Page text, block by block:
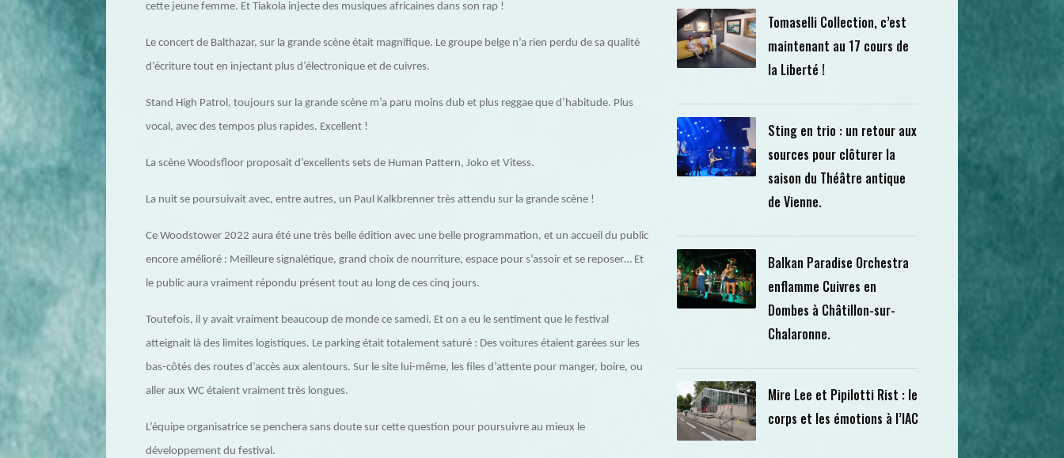
cette jeune femme. Et Tiakola injecte des musiques africaines dans son rap !
Le concert de Balthazar, sur la grande scène était magnifique. Le groupe belge n’a rien perdu de sa qualité
d’écriture tout en injectant plus d’électronique et de cuivres.
Stand High Patrol, toujours sur la grande scène m’a paru moins dub et plus reggae que d’habitude. Plus
vocal, avec des tempos plus rapides. Excellent !
La scène Woodsfloor proposait d’excellents sets de Human Pattern, Joko et Vitess.
La nuit se poursuivait avec, entre autres, un Paul Kalkbrenner très attendu sur la grande scène !
Ce Woodstower 2022 aura été une très belle édition avec une belle programmation, et un accueil du public
encore amélioré : Meilleure signalétique, grand choix de nourriture, espace pour s’assoir et se reposer… Et
le public aura vraiment répondu présent tout au long de ces cinq jours.
Toutefois, il y avait vraiment beaucoup de monde ce samedi. Et on a eu le sentiment que le festival
atteignait là des limites logistiques. Le parking était totalement saturé : Des voitures étaient garées sur les
bas-côtés des routes d’accès aux alentours. Sur le site lui-même, les files d’attente pour manger, boire, ou
aller aux WC étaient vraiment très longues.
L’équipe organisatrice se penchera sans doute sur cette question pour poursuivre au mieux le
développement du festival.
Tomaselli Collection, c’est
maintenant au 17 cours de
la Liberté !
Sting en trio : un retour aux
sources pour clôturer la
saison du Théâtre antique
de Vienne.
Balkan Paradise Orchestra
enflamme Cuivres en
Dombes à Châtillon-sur-
Chalaronne.
Mire Lee et Pipilotti Rist : le
corps et les émotions à l’IAC